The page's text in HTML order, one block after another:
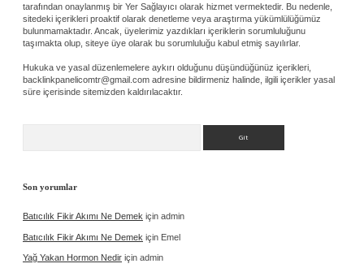
tarafından onaylanmış bir Yer Sağlayıcı olarak hizmet vermektedir. Bu nedenle,
sitedeki içerikleri proaktif olarak denetleme veya araştırma yükümlülüğümüz
bulunmamaktadır. Ancak, üyelerimiz yazdıkları içeriklerin sorumluluğunu
taşımakta olup, siteye üye olarak bu sorumluluğu kabul etmiş sayılırlar.
Hukuka ve yasal düzenlemelere aykırı olduğunu düşündüğünüz içerikleri,
backlinkpanelicomtr@gmail.com adresine bildirmeniz halinde, ilgili içerikler yasal
süre içerisinde sitemizden kaldırılacaktır.
Son yorumlar
Batıcılık Fikir Akımı Ne Demek için admin
Batıcılık Fikir Akımı Ne Demek için Emel
Yağ Yakan Hormon Nedir için admin